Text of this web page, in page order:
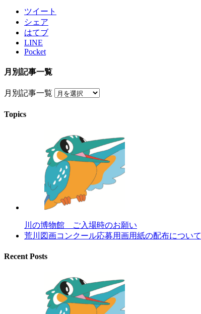
ツイート
シェア
はてブ
LINE
Pocket
月別記事一覧
月別記事一覧
Topics
川の博物館 ご入場時のお願い
荒川図画コンクール応募用画用紙の配布について
Recent Posts